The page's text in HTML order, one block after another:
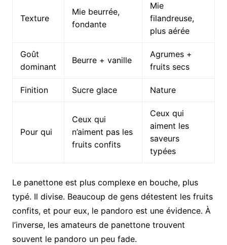
Texture
Mie beurrée,
fondante
Mie
filandreuse,
plus aérée
Goût
dominant
Beurre + vanille
Agrumes +
fruits secs
Finition Sucre glace Nature
Pour qui
Ceux qui
n’aiment pas les
fruits confits
Ceux qui
aiment les
saveurs
typées
Le panettone est plus complexe en bouche, plus
typé. Il divise. Beaucoup de gens détestent les fruits
confits, et pour eux, le pandoro est une évidence. À
l’inverse, les amateurs de panettone trouvent
souvent le pandoro un peu fade.